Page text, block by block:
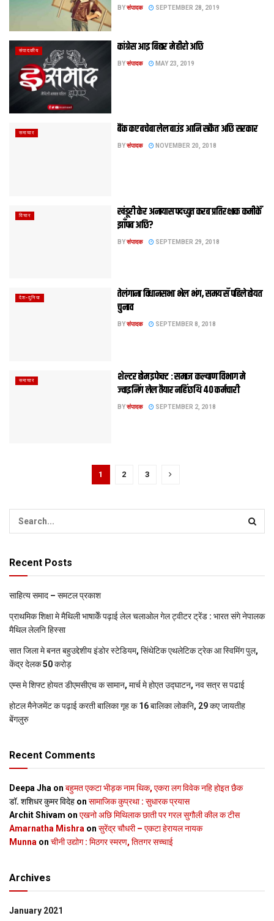
BYसंपादक SEPTEMBER 28, 2019
संपादकीय कांग्रेस आइ बिहार मे हीरो अछि
BYसंपादक MAY 23, 2019
समाचार बैंक कए बचेबा लेल बाउंड आनि सकैत अछि सरकार
BYसंपादक NOVEMBER 20, 2018
विचार
खंडूरी केर अनायास पदच्युत करब प्रतिरक्षाक कमीकेँ
झाँपब अछि?
BYसंपादक SEPTEMBER 29, 2018
देश-दुनिया
तेलंगाना विधानसभा भेल भंग, समय सँ पहिले होयत
चुनाव
BYसंपादक SEPTEMBER 8, 2018
समाचार
शेल्टर होम इफेक्ट : समाज कल्याण विभाग मे
ज्वाइनिंग लेल तैयार नहिं छथि 40 कर्मचारी
BYसंपादक SEPTEMBER 2, 2018
1 2 3
Recent Posts
साहित्य समाद – समटल प्रकाश
प्राथमिक शि‍क्षा मे मैथि‍ली भाषाकेँ पढ़ाई लेल चलाओल गेल ट्वीटर ट्रेंड : भारत संगे नेपालक
मैथिल लेलनि हिस्सा
सात जिला मे बनत बहुउद्देशीय इंडोर स्‍टेडि‍यम, सिंथेटिक एथलेटिक ट्रेक आ स्विमिंग पुल,
केंद्र देलक 50 करोड़
एम्स मे शिफ्ट होयत डीएमसीएच क सामान, मार्च मे होएत उद्घाटन, नव सत्र स पढाई
होटल मैनेजमेंट क पढ़ाई करती बालिका गृह क 16 बालिका लोकनि, 29 कए जायतीह
बेंगलुरु
Recent Comments
Deepa Jha on बहुमत एकटा भीड़क नाम थिक, एकरा लग विवेक नहि होइत छैक
डॉ. शशिधर कुमर विदेह on सामाजिक कुप्रथा : सुधारक प्रयास
Archit Shivam on एखनो अछि मिथिलाक छाती पर गरल सुगौली कील क टीस
Amarnatha Mishra on सुरेंद्र चौधरी – एकटा हेरायल नायक
Munna on चीनी उद्योग : मिठगर स्‍मरण, तितगर सच्‍चाई
Archives
January 2021